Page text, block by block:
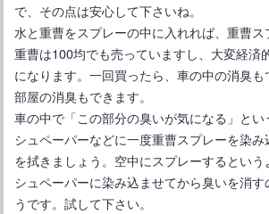
で、その点は安心して下さいね。
水と重曹をスプレーの中に入れれば、重曹ス
重曹は100均でも売っていますし、大変経済
になります。一回買ったら、車の中の消臭
部屋の消臭もできます。
車の中で「この部分の臭いが気になる」と
シュペーパーなどに一度重曹スプレーを染
を拭きましょう。空中にスプレーするとい
シュペーパーに染み込ませてから臭いを消す
うです。試して下さい。